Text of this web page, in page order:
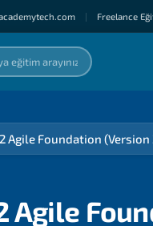
| Freelance
Agile Foundation (Version
Agile